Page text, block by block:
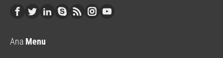
Ana Menu